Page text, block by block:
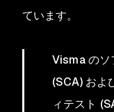
ています。
Visma のソ
(SCA) およ
ィテスト